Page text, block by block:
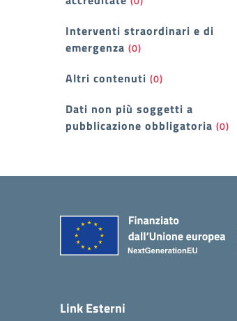
Interventi straordinari e di
emergenza (0)
Altri contenuti (0)
Dati non più soggetti a
pubblicazione obbligatoria (0)
Link Esterni